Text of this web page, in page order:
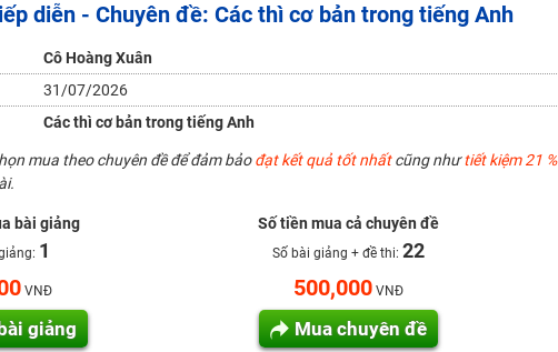
- ĐH ít nhất 25 điểm
tại Tuyensinh247 (Từ 16-18/07/2025)
Anh năm 2018
tương lai!
với giáo viên giỏi và nổi tiếng
diễn - Chuyên đề: Các thì cơ bản trong tiếng Anh
Cô Hoàng Xuân
31/07/2026
Các thì cơ bản trong tiếng Anh
mua theo chuyên đề để đảm bảođạt kết quả tốt nhấtcũng nhưtiết kiệm 21 %
bài giảng
1
VNĐ
giảng
Số tiền mua cả chuyên đề
Số bài giảng + đề thi: 22
500,000 VNĐ
Mua chuyên đề